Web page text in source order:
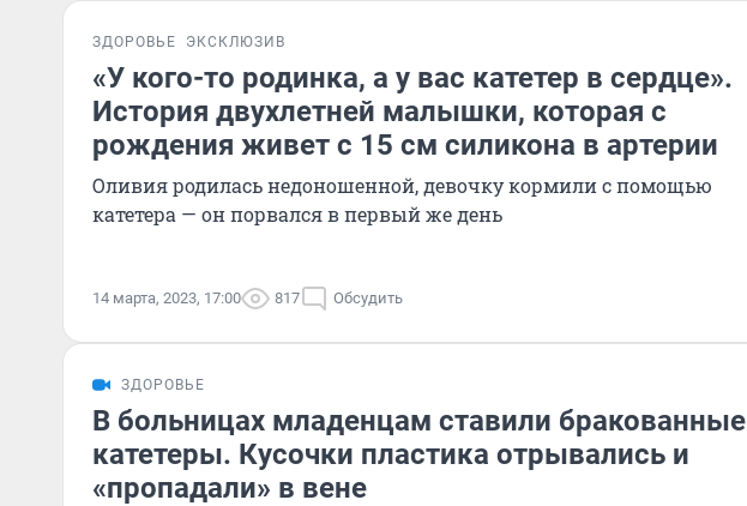
ЗДОРОВЬЕ ЭКСКЛЮЗИВ
«У кого-то родинка, а у вас катетер в сердце».
История двухлетней малышки, которая с
рождения живет с 15 см силикона в артерии
Оливия родилась недоношенной, девочку кормили с помощью
катетера — он порвался в первый же день
14 марта, 2023, 17:00 817 Обсудить
ЗДОРОВЬЕ
В больницах младенцам ставили бракованные
катетеры. Кусочки пластика отрывались и
«пропадали» в вене